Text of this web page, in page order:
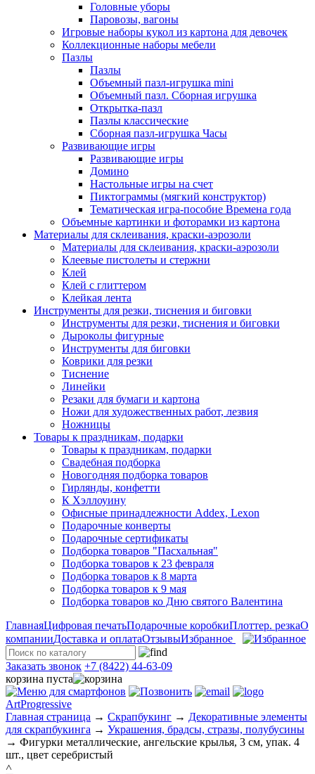
Головные уборы
Паровозы, вагоны
Игровые наборы кукол из картона для девочек
Коллекционные наборы мебели
Пазлы
Пазлы
Объемный пазл-игрушка mini
Объемный пазл. Сборная игрушка
Открытка-пазл
Пазлы классические
Сборная пазл-игрушка Часы
Развивающие игры
Развивающие игры
Домино
Настольные игры на счет
Пиктограммы (мягкий конструктор)
Тематическая игра-пособие Времена года
Объемные картинки и фоторамки из картона
Материалы для склеивания, краски-аэрозоли
Материалы для склеивания, краски-аэрозоли
Клеевые пистолеты и стержни
Клей
Клей с глиттером
Клейкая лента
Инструменты для резки, тиснения и биговки
Инструменты для резки, тиснения и биговки
Дыроколы фигурные
Инструменты для биговки
Коврики для резки
Тиснение
Линейки
Резаки для бумаги и картона
Ножи для художественных работ, лезвия
Ножницы
Товары к праздникам, подарки
Товары к праздникам, подарки
Свадебная подборка
Новогодняя подборка товаров
Гирлянды, конфетти
К Хэллоуину
Офисные принадлежности Addex, Lexon
Подарочные конверты
Подарочные сертификаты
Подборка товаров "Пасхальная"
Подборка товаров к 23 февраля
Подборка товаров к 8 марта
Подборка товаров к 9 мая
Подборка товаров ко Дню святого Валентина
ГлавнаяЦифровая печатьПодарочные коробкиПлоттер. резкаО
компанииДоставка и оплатаОтзывыИзбранное
Заказать звонок +7 (8422) 44-63-09
корзина пуста
ArtProgressive
Главная страница → Скрапбукинг → Декоративные элементы
для скрапбукинга → Украшения, брадсы, стразы, полубусины
→ Фигурки металлические, ангельские крылья, 3 см, упак. 4
шт., цвет серебристый
˄